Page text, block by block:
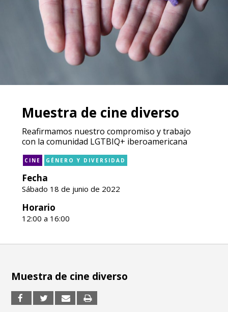
Muestra de cine diverso
Reafirmamos nuestro compromiso y trabajo
con la comunidad LGTBIQ+ iberoamericana
CINE GÉNERO Y DIVERSIDAD
Fecha
Sábado 18 de junio de 2022
Horario
12:00 a 16:00
Muestra de cine diverso